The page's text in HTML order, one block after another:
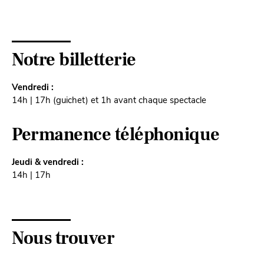
Notre billetterie
Vendredi :
14h | 17h (guichet) et 1h avant chaque spectacle
Permanence téléphonique
Jeudi & vendredi :
14h | 17h
Nous trouver